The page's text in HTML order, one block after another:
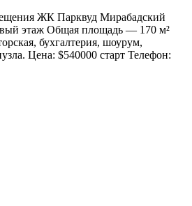
ЖК Парквуд Мирабадский
этаж Общая площадь — 170 м²
бухгалтерия, шоурум,
Цена: $540000 старт Телефон: